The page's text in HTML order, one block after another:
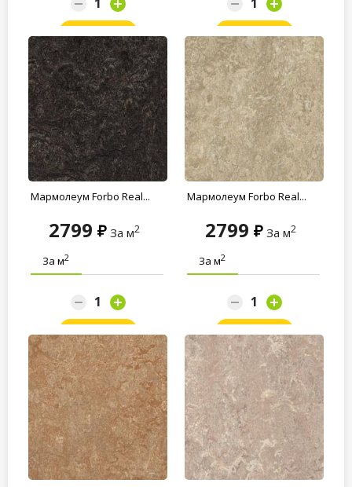
Мармолеум Forbo Real...
2799 За м2
За м2
Мармолеум Forbo Real...
2799 За м2
За м2